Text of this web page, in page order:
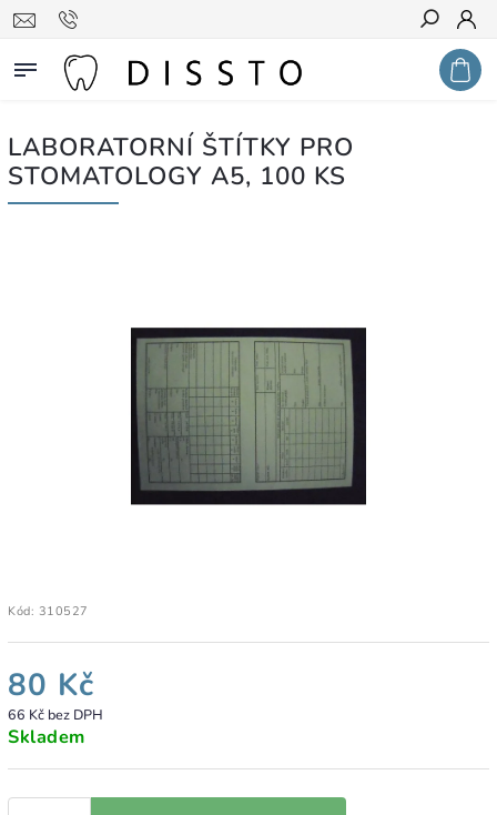
Hledat
LABORATORNÍ ŠTÍTKY PRO
STOMATOLOGY A5, 100 KS
Kód: 310527
80 Kč
66 Kč bez DPH
Skladem